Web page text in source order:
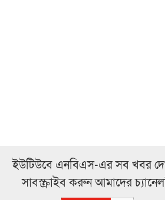
ইউটিউবে এনবিএস-এর সব খবর
সাবস্ক্রাইব করুন আমাদের